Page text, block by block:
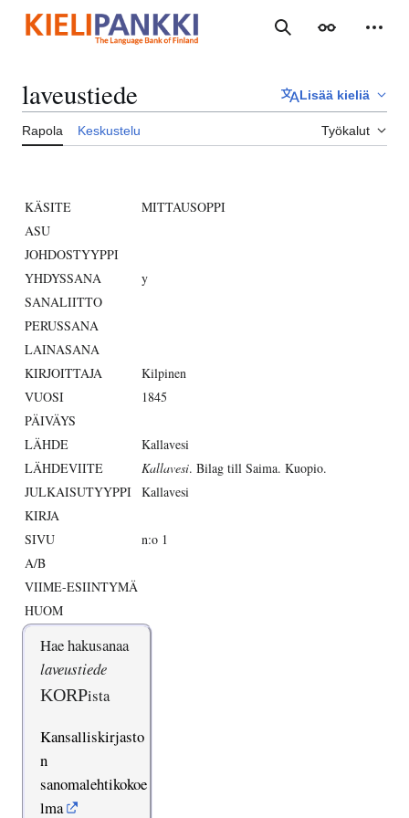
sisältöön
Haku Ulkoasu
laveustiede Lisää kieliä
Rapola Keskustelu Työkalut
KÄSITE
MITTAUSOPPI
ASU
JOHDOSTYYPPI
YHDYSSANA
y
SANALIITTO
PERUSSANA
LAINASANA
KIRJOITTAJA
Kilpinen
VUOSI
1845
PÄIVÄYS
LÄHDE
Kallavesi
LÄHDEVIITE
Kallavesi. Bilag till Saima. Kuopio.
JULKAISUTYYPPI Kallavesi
KIRJA
SIVU
n:o 1
A/B
VIIME-ESIINTYMÄ
HUOM
Hae hakusanaa
laveustiede
KORPista
Kansalliskirjasto
n
sanomalehtikokoe
lma